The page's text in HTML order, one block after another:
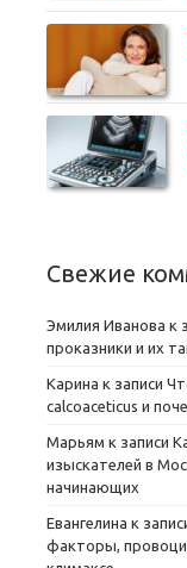
Свежие
Эмилия Иванова к
проказники и их
Карина к записи
calcoaceticus и
Марьям к записи
изыскателей в
начинающих
Евангелина к
факторы,